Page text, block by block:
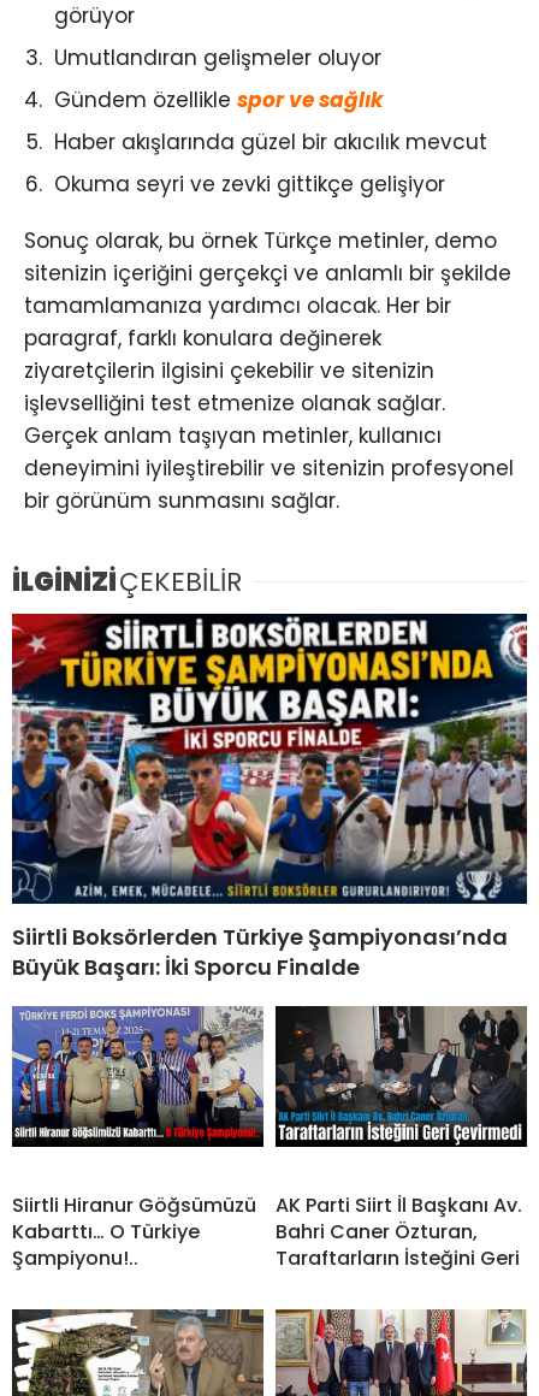
görüyor
Umutlandıran gelişmeler oluyor
Gündem özellikle spor ve sağlık
Haber akışlarında güzel bir akıcılık mevcut
Okuma seyri ve zevki gittikçe gelişiyor
Sonuç olarak, bu örnek Türkçe metinler, demo
sitenizin içeriğini gerçekçi ve anlamlı bir şekilde
tamamlamanıza yardımcı olacak. Her bir
paragraf, farklı konulara değinerek
ziyaretçilerin ilgisini çekebilir ve sitenizin
işlevselliğini test etmenize olanak sağlar.
Gerçek anlam taşıyan metinler, kullanıcı
deneyimini iyileştirebilir ve sitenizin profesyonel
bir görünüm sunmasını sağlar.
İLGİNİZİÇEKEBİLİR
Siirtli Boksörlerden Türkiye Şampiyonası’nda
Büyük Başarı: İki Sporcu Finalde
Siirtli Hiranur Göğsümüzü
Kabarttı… O Türkiye
Şampiyonu!..
AK Parti Siirt İl Başkanı Av.
Bahri Caner Özturan,
Taraftarların İsteğini Geri